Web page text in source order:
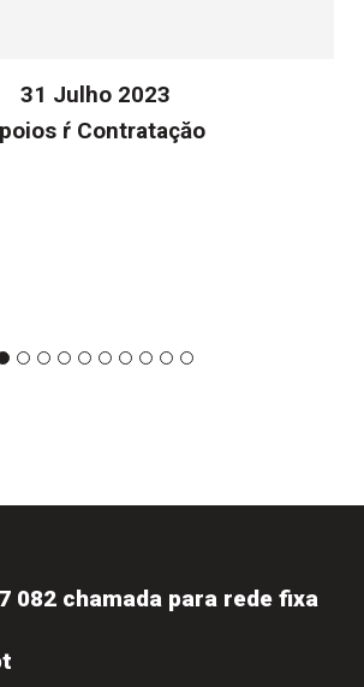
31 Julho 2023
ŕ Contrataçăo
082 chamada para rede fixa